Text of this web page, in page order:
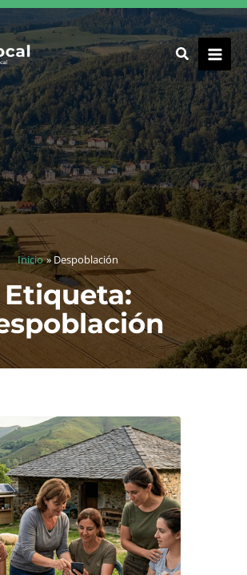
Inicio Despoblación
Etiqueta: